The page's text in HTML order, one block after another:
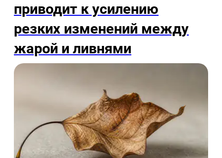
приводит к усилению
резких изменений между
жарой и ливнями